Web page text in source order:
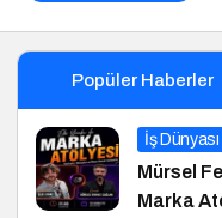
Popüler Haberler
İş Dünyası
Mürsel
Marka